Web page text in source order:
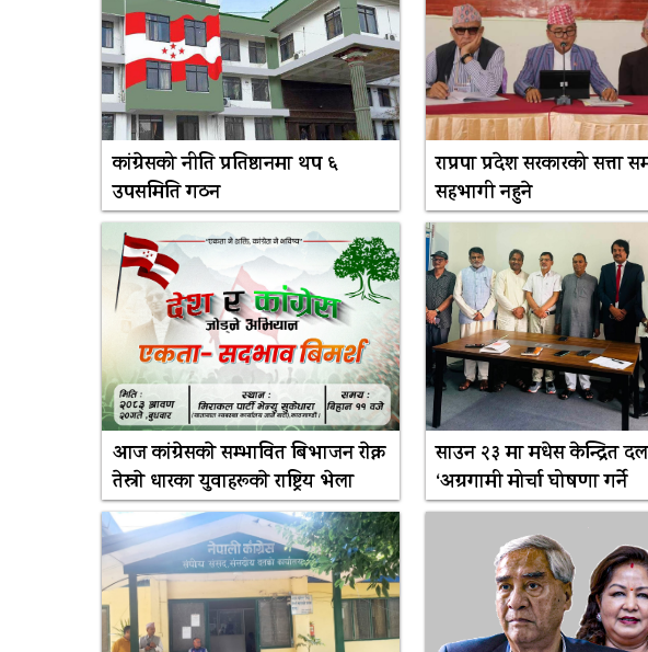
कांग्रेसको नीति प्रतिष्ठानमा थप ६
उपसमिति गठन
राप्रपा प्रदेश सरकारको सत्ता
सहभागी नहुने
आज कांग्रेसकाे सम्भावित बिभाजन राेक्न
तेस्राे धारका युवाहरूकाे राष्ट्रिय भेला
साउन २३ मा मधेस केन्द्रित
‘अग्रगामी मोर्चा घोषणा गर्ने